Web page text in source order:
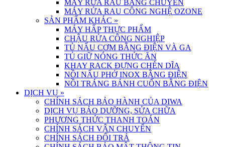
MÁY RỬA RAU BĂNG CHUYỀN
MÁY RỬA RAU CÔNG NGHỆ OZONE
SẢN PHẨM KHÁC »
MÁY HẤP THỰC PHẨM
CHẬU RỬA CÔNG NGHIỆP
TỦ NẤU CƠM BẰNG ĐIỆN VÀ GA
TỦ GIỮ NÓNG THỨC ĂN
KHAY RACK ĐỰNG CHÉN DĨA
NỒI NẤU PHỞ INOX BẰNG ĐIỆN
NỒI TRÁNG BÁNH CUỐN BẰNG ĐIỆN
DỊCH VỤ »
CHÍNH SÁCH BẢO HÀNH CỦA DIWA
DỊCH VỤ BẢO DƯỠNG, SỬA CHỮA
PHƯƠNG THỨC THANH TOÁN
CHÍNH SÁCH VẬN CHUYỂN
CHÍNH SÁCH ĐỔI TRẢ